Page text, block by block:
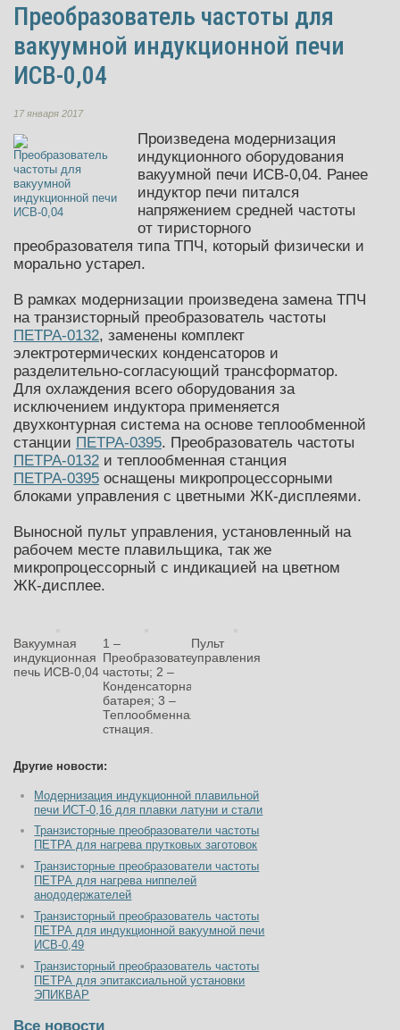
Преобразователь частоты для
вакуумной индукционной печи
ИСВ-0,04
17 января 2017
Произведена модернизация
индукционного оборудования
вакуумной печи ИСВ-0,04. Ранее
индуктор печи питался
напряжением средней частоты
от тиристорного
преобразователя типа ТПЧ, который физически и
морально устарел.
В рамках модернизации произведена замена ТПЧ
на транзисторный преобразователь частоты
ПЕТРА-0132, заменены комплект
электротермических конденсаторов и
разделительно-согласующий трансформатор.
Для охлаждения всего оборудования за
исключением индуктора применяется
двухконтурная система на основе теплообменной
станции ПЕТРА-0395. Преобразователь частоты
ПЕТРА-0132 и теплообменная станция
ПЕТРА-0395 оснащены микропроцессорными
блоками управления с цветными ЖК-дисплеями.
Выносной пульт управления, установленный на
рабочем месте плавильщика, так же
микропроцессорный с индикацией на цветном
ЖК-дисплее.
Вакуумная
индукционная
печь ИСВ-0,04
1 –
Преобразователь
частоты; 2 –
Конденсаторная
батарея; 3 –
Теплообменная
стнация.
Пульт
управления
Другие новости:
Модернизация индукционной плавильной
печи ИСТ-0,16 для плавки латуни и стали
Транзисторные преобразователи частоты
ПЕТРА для нагрева прутковых заготовок
Транзисторные преобразователи частоты
ПЕТРА для нагрева ниппелей
анододержателей
Транзисторный преобразователь частоты
ПЕТРА для индукционной вакуумной печи
ИСВ-0,49
Транзисторный преобразователь частоты
ПЕТРА для эпитаксиальной установки
ЭПИКВАР
Все новости